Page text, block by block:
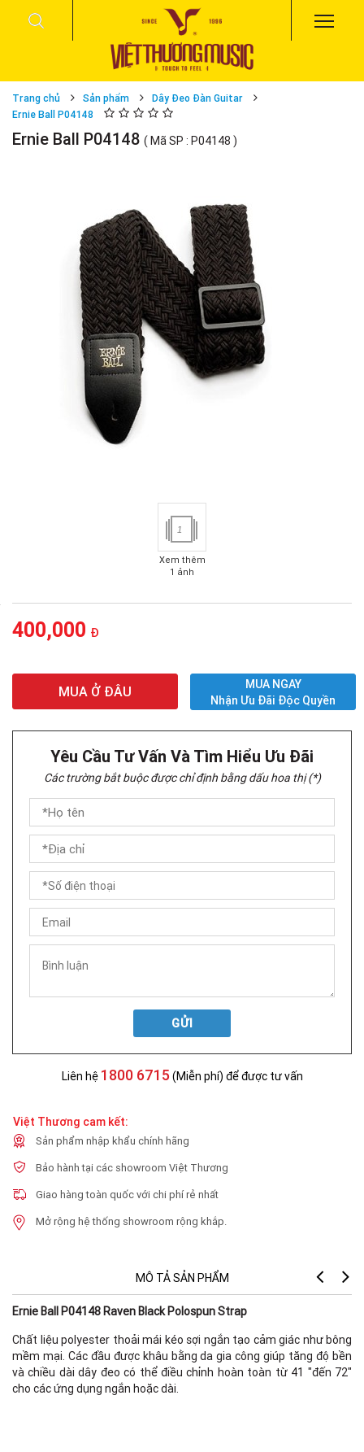
Trang chủ Sản phẩm
Dây Đeo Đàn Guitar
Ernie Ball P04148
Ernie Ball P04148 ( Mã SP : P04148 )
1
Xem thêm
1 ảnh
400,000 Đ
MUA Ở ĐÂU
MUA NGAY
Nhận Ưu Đãi Độc Quyền
Yêu Cầu Tư Vấn Và Tìm Hiểu Ưu Đãi
Các trường bắt buộc được chỉ định bằng dấu hoa thị (*)
GỬI
Liên hệ 1800 6715 (Miễn phí) để được tư vấn
Việt Thương cam kết:
Sản phẩm nhập khẩu chính hãng
Bảo hành tại các showroom Việt Thương
Giao hàng toàn quốc với chi phí rẻ nhất
Mở rộng hệ thống showroom rộng khắp.
MÔ TẢ SẢN PHẨM
Ernie Ball P04148 Raven Black Polospun Strap
Chất liệu polyester thoải mái kéo sợi ngắn tạo cảm giác như bông
mềm mại. Các đầu được khâu bằng da gia công giúp tăng độ bền
và chiều dài dây đeo có thể điều chỉnh hoàn toàn từ 41 "đến 72"
cho các ứng dụng ngắn hoặc dài.